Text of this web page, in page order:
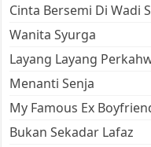
Cinta Bersemi Di Wadi
Wanita Syurga
Layang Layang
Menanti Senja
My Famous Ex
Bukan Sekadar Lafaz